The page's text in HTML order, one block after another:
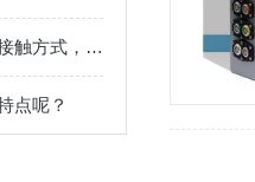
在线膜厚测量仪采用非接触方式，快速且高效的测量
点呢？